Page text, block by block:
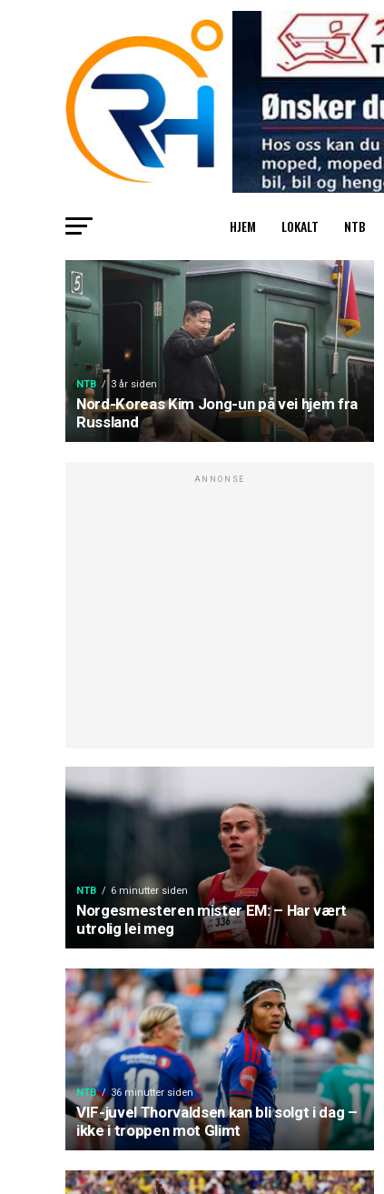
HJEM LOKALT NTB
NTB 3 år siden
Nord-Koreas Kim Jong-un på vei hjem fra
Russland
ANNONSE
NTB 6 minutter siden
Norgesmesteren mister EM: – Har vært
utrolig lei meg
NTB 36 minutter siden
VIF-juvel Thorvaldsen kan bli solgt i dag –
ikke i troppen mot Glimt